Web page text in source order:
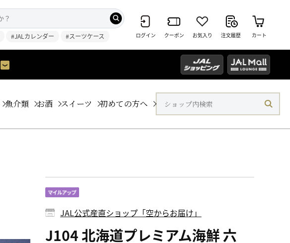
#JALカレンダー #スーツケース ログイン クーポン お気入り 注文履歴 カート
魚介類 お酒 スイーツ 初めての方へ
JAL公式産直ショップ「空からお届け」
J104 北海道プレミアム海鮮 六